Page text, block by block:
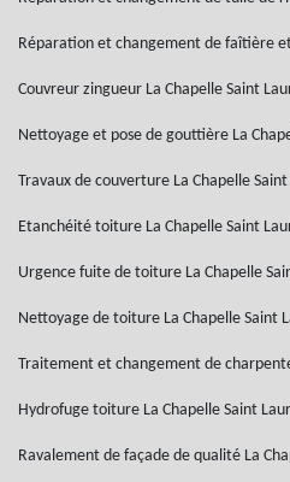
Réparation et changement de faîtière
Couvreur zingueur La Chapelle Saint
Nettoyage et pose de gouttière La
Travaux de couverture La Chapelle
Etanchéité toiture La Chapelle Saint
Urgence fuite de toiture La Chapelle
Nettoyage de toiture La Chapelle Saint
Traitement et changement de
Hydrofuge toiture La Chapelle Saint
Ravalement de façade de qualité La